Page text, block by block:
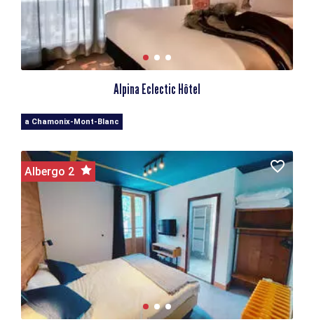
Alpina Eclectic Hôtel
a Chamonix-Mont-Blanc
Albergo 2